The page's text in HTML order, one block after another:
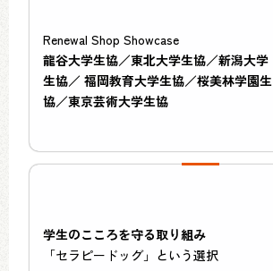
Renewal Shop Showcase
龍谷大学生協／東北大学生協／新潟大学
生協／ 福岡教育大学生協／桜美林学園生
協／東京芸術大学生協
学生のこころを守る取り組み
「セラピードッグ」という選択